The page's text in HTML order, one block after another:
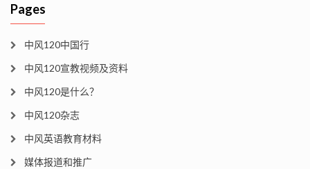
Pages
中风120中国行
中风120宣教视频及资料
中风120是什么？
中风120杂志
中风英语教育材料
媒体报道和推广